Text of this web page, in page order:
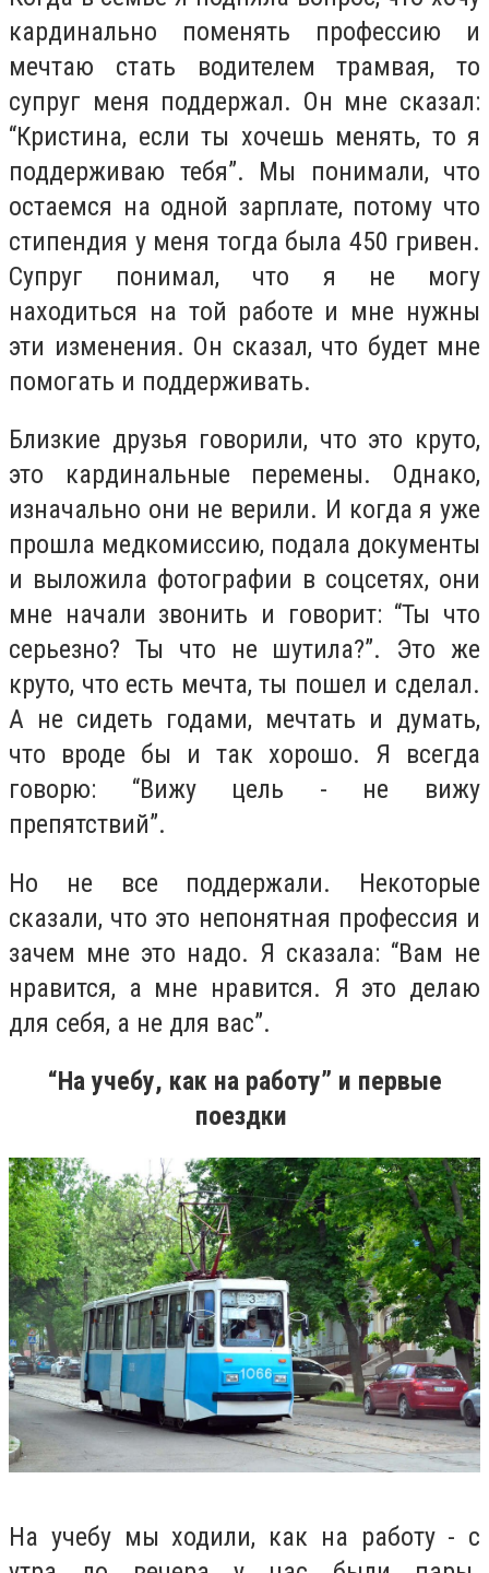
кардинально поменять профессию и
мечтаю стать водителем трамвая, то
супруг меня поддержал. Он мне сказал:
“Кристина, если ты хочешь менять, то я
поддерживаю тебя”. Мы понимали, что
остаемся на одной зарплате, потому что
стипендия у меня тогда была 450 гривен.
Супруг понимал, что я не могу
находиться на той работе и мне нужны
эти изменения. Он сказал, что будет мне
помогать и поддерживать.
Близкие друзья говорили, что это круто,
это кардинальные перемены. Однако,
изначально они не верили. И когда я уже
прошла медкомиссию, подала документы
и выложила фотографии в соцсетях, они
мне начали звонить и говорит: “Ты что
серьезно? Ты что не шутила?”. Это же
круто, что есть мечта, ты пошел и сделал.
А не сидеть годами, мечтать и думать,
что вроде бы и так хорошо. Я всегда
говорю: “Вижу цель - не вижу
препятствий”.
Но не все поддержали. Некоторые
сказали, что это непонятная профессия и
зачем мне это надо. Я сказала: “Вам не
нравится, а мне нравится. Я это делаю
для себя, а не для вас”.
“На учебу, как на работу” и первые
поездки
На учебу мы ходили, как на работу - с